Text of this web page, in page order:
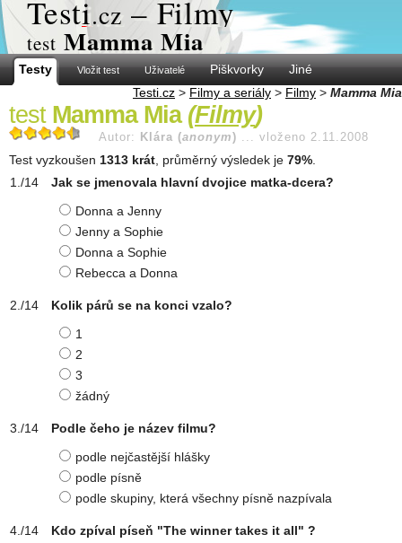
Testi.cz – Filmy
test Mamma Mia
Testy Vložit test Uživatelé Piškvorky
Jiné
Testi.cz > Filmy a seriály > Filmy > Mamma Mia
test Mamma Mia (Filmy)
Autor: Klára (anonym ) ... vloženo 2.11.2008
Test vyzkoušen 1313 krát , průměrný výsledek je 79%
Jak se jmenovala hlavní dvojice matka-dcera?
Donna a Jenny
Jenny a Sophie
Donna a Sophie
Rebecca a Donna
Kolik párů se na konci vzalo?
1
2
3
žádný
Podle čeho je název filmu?
podle nejčastější hlášky
podle písně
podle skupiny, která všechny písně nazpívala
Kdo zpíval píseň "The winner takes it all" ?